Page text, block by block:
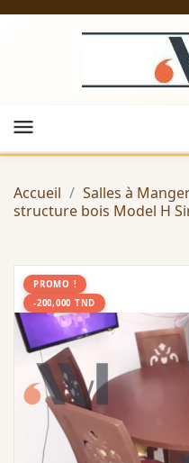
menu
Accueil Salles à
structure bois Model H
PROMO !
-200,000 TND